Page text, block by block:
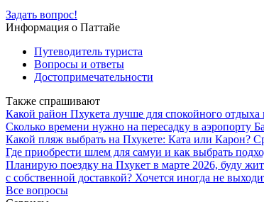
Задать вопрос!
Информация о Паттайе
Путеводитель туриста
Вопросы и ответы
Достопримечательности
Также спрашивают
Какой район Пхукета лучше для спокойного
Сколько времени нужно на пересадку в аэропорту
Какой пляж выбрать на Пхукете: Ката или Карон?
Где приобрести шлем для самуи и как выбрать
Планирую поездку на Пхукет в марте 2026, буду
с собственной доставкой? Хочется иногда не
Все вопросы